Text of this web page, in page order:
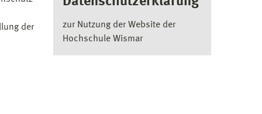
der
zur Nutzung der Website der
Hochschule Wismar